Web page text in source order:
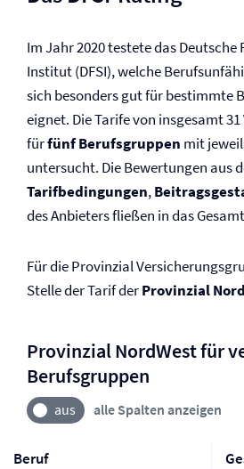
Im Jahr 2020 testete das Deutsche
Institut (DFSI), welche
sich besonders gut für bestimmte
eignet. Die Tarife von insgesamt
fürfünf Berufsgruppen mit
untersucht. Die Bewertungen aus
Tarifbedingungen,
des Anbieters fließen in das
Für die Provinzial
Stelle der Tarif derProvinzial
Provinzial NordWest für
Berufsgruppen
alle Spalten anzeigen
Beruf